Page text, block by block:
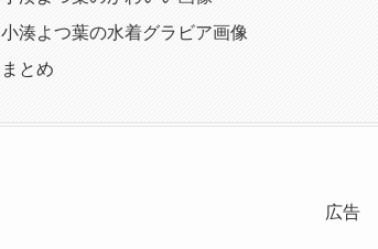
小湊よつ葉の水着グラビア画像
まとめ
広告